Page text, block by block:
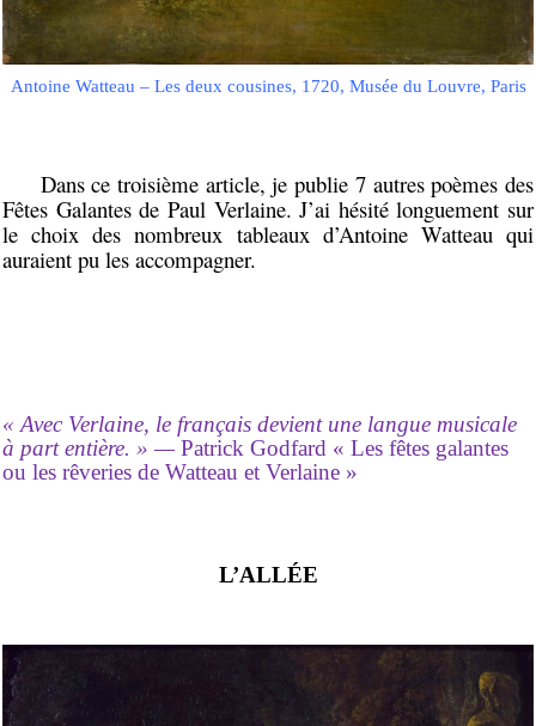
Antoine Watteau – Les deux cousines, 1720, Musée du Louvre, Paris
Dans ce troisième article, je publie 7 autres poèmes des
Fêtes Galantes de Paul Verlaine. J’ai hésité longuement sur
le choix des nombreux tableaux d’Antoine Watteau qui
auraient pu les accompagner.
« Avec Verlaine, le français devient une langue musicale
à part entière. » — Patrick Godfard « Les fêtes galantes
ou les rêveries de Watteau et Verlaine »
L’ALLÉE